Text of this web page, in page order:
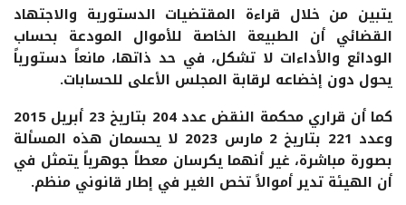
يتبين من خلال قراءة المقتضيات الدستورية والاجتهاد
القضائي أن الطبيعة الخاصة للأموال المودعة بحساب
الودائع والأداءات لا تشكل، في حد ذاتها، مانعاً دستورياً
يحول دون إخضاعه لرقابة المجلس الأعلى للحسابات.
كما أن قراري محكمة النقض عدد 204 بتاريخ 23 أبريل 2015
وعدد 221 بتاريخ 2 مارس 2023 لا يحسمان هذه المسألة
بصورة مباشرة، غير أنهما يكرسان معطاً جوهرياً يتمثل في
أن الهيئة تدير أموالاً تخص الغير في إطار قانوني منظم.